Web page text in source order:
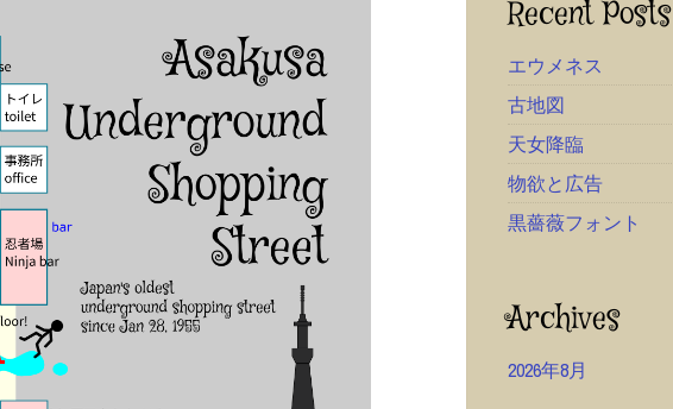
Recent Posts
エウメネス
古地図
天女降臨
物欲と広告
黒薔薇フォント
Archives
2026年8月